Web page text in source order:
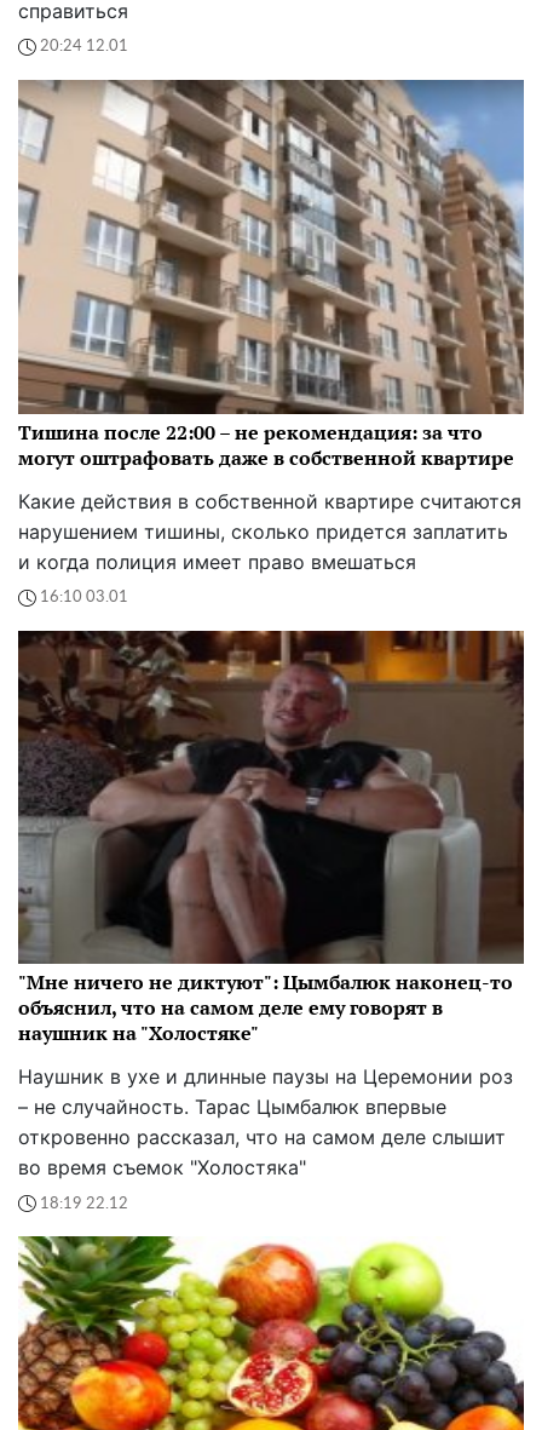
справиться
20:24 12.01
Тишина после 22:00 – не рекомендация: за что
могут оштрафовать даже в собственной квартире
Какие действия в собственной квартире считаются
нарушением тишины, сколько придется заплатить
и когда полиция имеет право вмешаться
16:10 03.01
"Мне ничего не диктуют": Цымбалюк наконец-то
объяснил, что на самом деле ему говорят в
наушник на "Холостяке"
Наушник в ухе и длинные паузы на Церемонии роз
– не случайность. Тарас Цымбалюк впервые
откровенно рассказал, что на самом деле слышит
во время съемок "Холостяка"
18:19 22.12